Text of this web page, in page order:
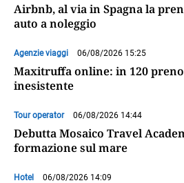
Airbnb, al via in Spagna la
auto a noleggio
Agenzie viaggi 06/08/2026 15:25
Maxitruffa online: in 120
inesistente
Tour operator 06/08/2026 14:44
Debutta Mosaico Travel
formazione sul mare
Hotel 06/08/2026 14:09